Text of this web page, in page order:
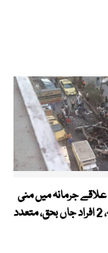
جرمانہ میں منی
بس میں دھماکہ، 2 افراد جاں بحق، متعدد